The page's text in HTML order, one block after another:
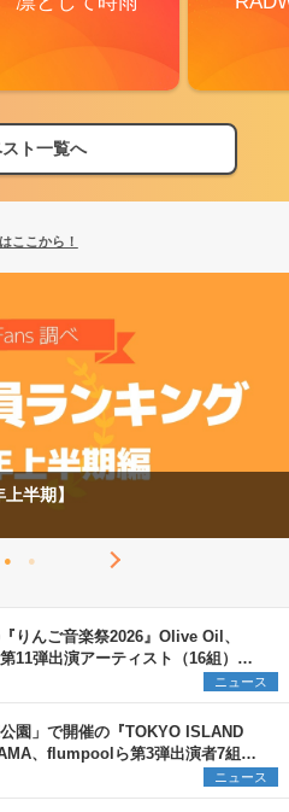
ト一覧へ
ここから！
上半期編発表！
ここから！
りんご音楽祭2026』Olive Oil、
11弾出演アーティスト（16組）を
ニュース
園」で開催の『TOKYO ISLAND
、flumpoolら第3弾出演者7組を
ョップ・アート出展者を募集ニュース